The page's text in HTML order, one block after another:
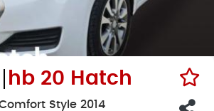
hb 20 Hatch
Style 2014